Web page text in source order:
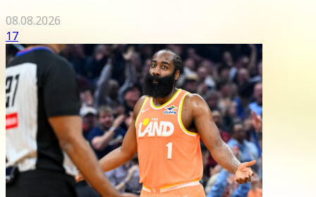
08.08.2026
17